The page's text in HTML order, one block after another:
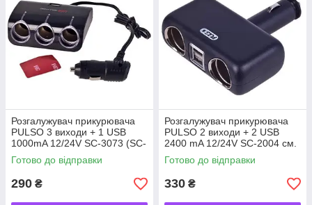
Розгалужувач прикурювача
PULSO 3 виходи + 1 USB
1000mA 12/24V SC-3073 (SC-
3073)
Готово до відправки
290 ₴
Розгалужувач прикурювача
PULSO 2 виходи + 2 USB
2400 mA 12/24V SC-2004 см.
кут (SC-2004)
Готово до відправки
330 ₴